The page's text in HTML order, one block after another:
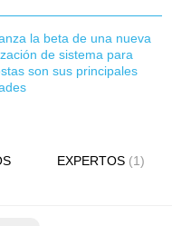
la beta de una nueva
de sistema para
son sus principales
EXPERTOS (1)